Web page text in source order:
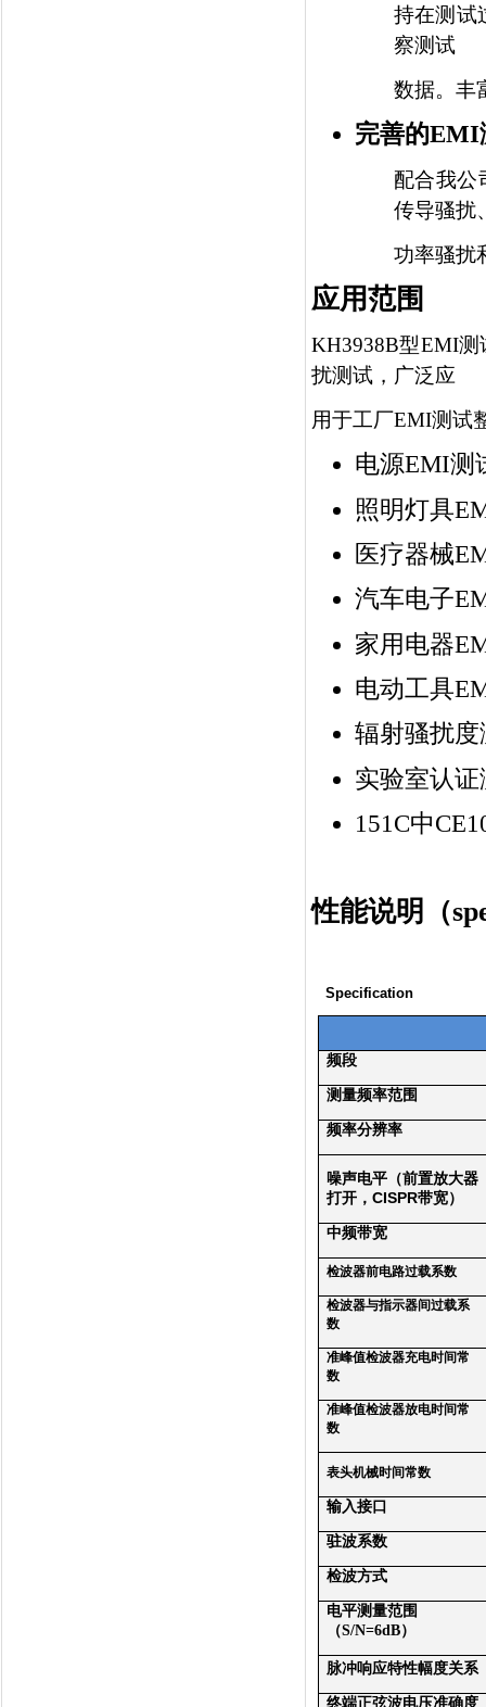
持在测试
察测试
数据。丰
完善的EMI
配合我公
传导骚扰
功率骚扰
应用范围
KH3938B型EMI
扰测试，广泛应
用于工厂EMI测试
电源EMI测
照明灯具
医疗器械
汽车电子
家用电器
电动工具
辐射骚扰度
实验室认证
151C中
性能说明（
Specification
频段
测量频率范围
频率分辨率
噪声电平（前置放大器
打开，CISPR带宽）
中频带宽
检波器前电路过载系数
检波器与指示器间过载系
数
准峰值检波器充电时间常
数
准峰值检波器放电时间常
数
表头机械时间常数
输入接口
驻波系数
检波方式
电平测量范围
（S/N=6dB）
脉冲响应特性幅度关系
终端正弦波电压准确度